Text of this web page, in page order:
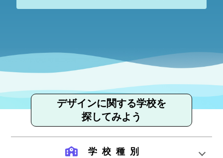
デザインに関する学校を
探してみよう
学校種別